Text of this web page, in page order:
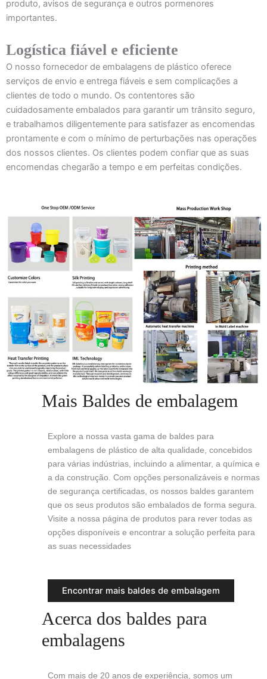
produto, avisos de segurança e outros pormenores
importantes.
Logística fiável e eficiente
O nosso fornecedor de embalagens de plástico oferece
serviços de envio e entrega fiáveis e sem complicações a
clientes de todo o mundo. Os contentores são
cuidadosamente embalados para garantir um trânsito seguro,
e trabalhamos diligentemente para satisfazer as encomendas
prontamente e com o mínimo de perturbações nas operações
dos nossos clientes. Os clientes podem confiar que as suas
encomendas chegarão a tempo e em perfeitas condições.
Mais Baldes de embalagem
Explore a nossa vasta gama de baldes para
embalagens de plástico de alta qualidade, concebidos
para várias indústrias, incluindo a alimentar, a química e
a da construção. Com opções personalizáveis e normas
de segurança certificadas, os nossos baldes garantem
que os seus produtos são embalados de forma segura.
Visite a nossa página de produtos para rever todas as
opções disponíveis e encontrar a solução perfeita para
as suas necessidades
Encontrar mais baldes de embalagem
Acerca dos baldes para
embalagens
Com mais de 20 anos de experiência, somos um